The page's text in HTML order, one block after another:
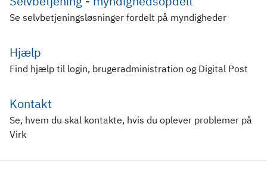
Se selvbetjeningsløsninger fordelt på myndigheder
Hjælp
Find hjælp til login, brugeradministration og Digital Post
Kontakt
Se, hvem du skal kontakte, hvis du oplever problemer på
Virk